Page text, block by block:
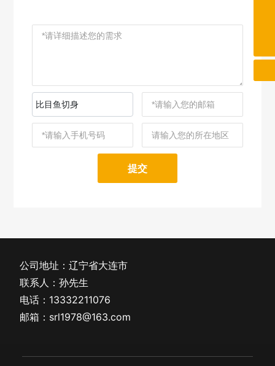
比目鱼切身
提交
公司地址：辽宁省大连市
联系人：孙先生
电话： 13332211076
邮箱： srl1978@163.com